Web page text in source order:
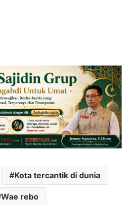
Kota tercantik di dunia
Wae rebo